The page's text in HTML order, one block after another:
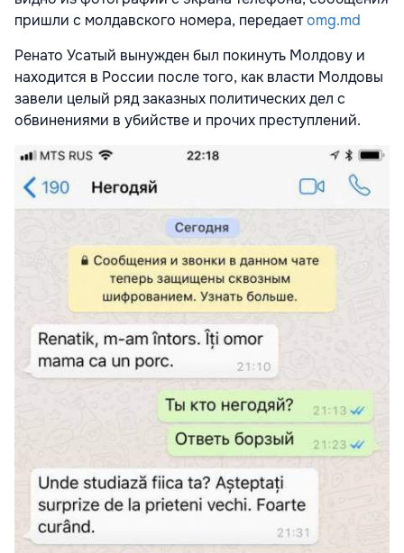
пришли с молдавского номера, передаетomg.md
Ренато Усатый вынужден был покинуть Молдову и
находится в России после того, как власти Молдовы
завели целый ряд заказных политических дел с
обвинениями в убийстве и прочих преступлений.